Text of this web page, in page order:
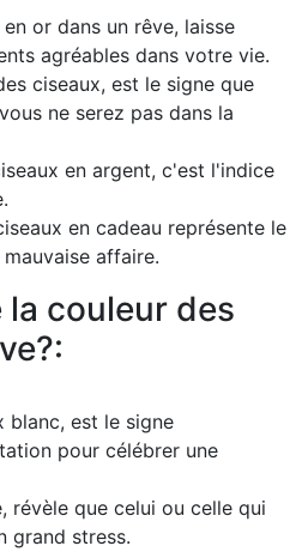
or dans un rêve, laisse
agréables dans votre vie.
ciseaux, est le signe que
ne serez pas dans la
en argent, c'est l'indice
en cadeau représente le
affaire.
la couleur des
blanc, est le signe
pour célébrer une
révèle que celui ou celle qui
grand stress.